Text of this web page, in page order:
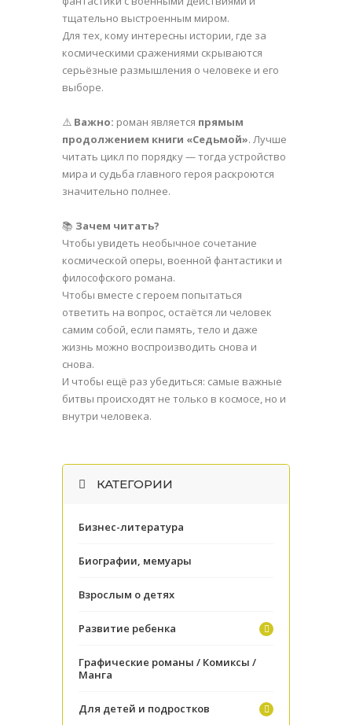
тщательно выстроенным миром.
Для тех, кому интересны истории, где за
космическими сражениями скрываются
серьёзные размышления о человеке и его
выборе.
⚠️ Важно: роман является прямым
продолжением книги «Седьмой». Лучше
читать цикл по порядку — тогда устройство
мира и судьба главного героя раскроются
значительно полнее.
📚 Зачем читать?
Чтобы увидеть необычное сочетание
космической оперы, военной фантастики и
философского романа.
Чтобы вместе с героем попытаться
ответить на вопрос, остаётся ли человек
самим собой, если память, тело и даже
жизнь можно воспроизводить снова и
снова.
И чтобы ещё раз убедиться: самые важные
битвы происходят не только в космосе, но и
внутри человека.
КАТЕГОРИИ
Бизнес-литература
Биографии, мемуары
Взрослым о детях
Развитие ребенка
Графические романы / Комиксы /
Манга
Для детей и подростков